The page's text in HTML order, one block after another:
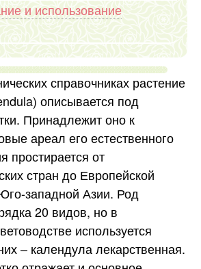
и использование
справочниках растение
описывается под
Принадлежит оно к
ареал его естественного
простирается от
стран до Европейской
западной Азии. Род
20 видов, но в
используется
– календула лекарственная.